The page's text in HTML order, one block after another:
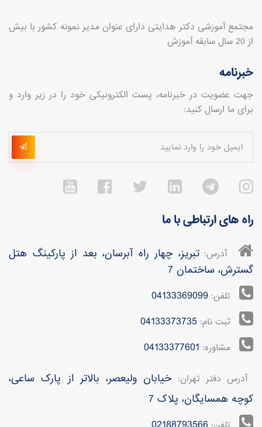
مجتمع آموزشی دکتر هدایتی دارای عنوان مدیر نمونه کشور با بیش
از 20 سال سابقه آموزش
خبرنامه
جهت عضویت در خبرنامه، پست الکترونیکی خود را در زیر وارد و
برای ما ارسال کنید:
راه های ارتباطی با ما
آدرس:تبریز، چهار راه آبرسان، بعد از پارکینگ هتل
گسترش، ساختمان 7
تلفن: 04133369099
ثبت نام: 04133373735
مشاوره: 04133377601
آدرس دفتر تهران:خیابان ولیعصر، بالاتر از پارک ساعی،
کوچه همسایگان، پلاک 7